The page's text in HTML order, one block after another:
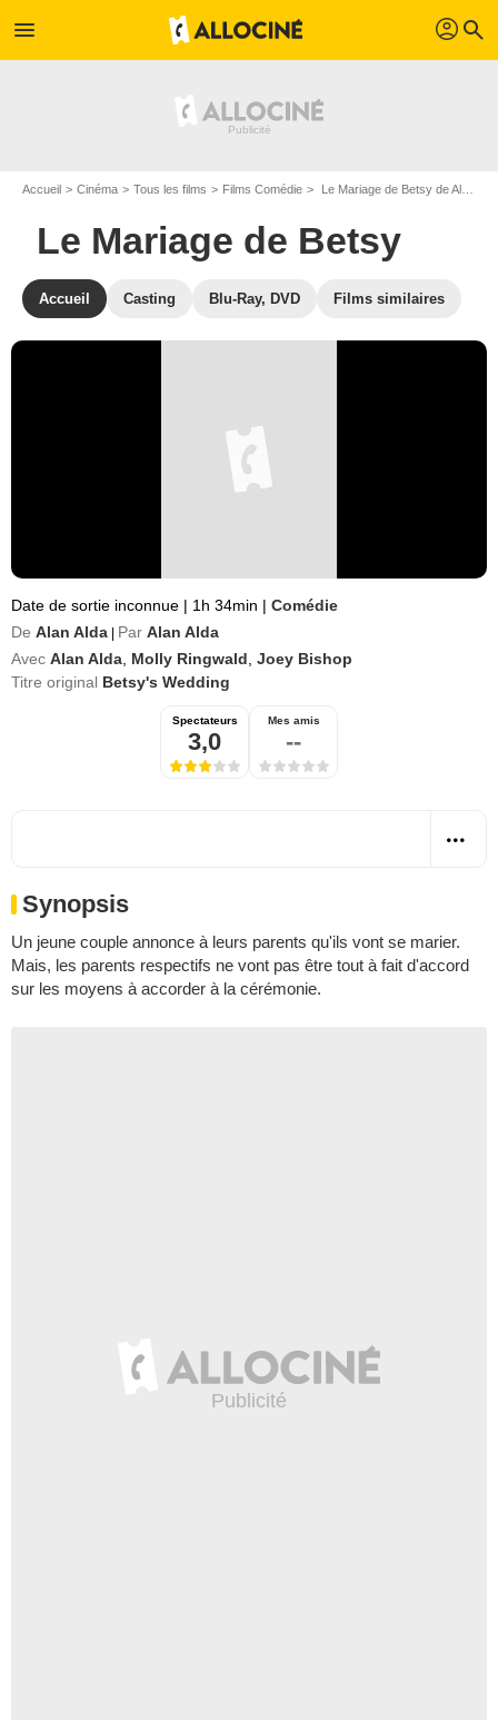
menu profil search
Accueil Cinéma Tous les films Films Comédie Le Mariage de Betsy de Alan Alda
Le Mariage de Betsy
Accueil Casting Blu-Ray, DVD Films similaires
Date de sortie inconnue | 1h 34min | Comédie
De Alan Alda Par Alan Alda
Avec Alan Alda Molly Ringwald Joey Bishop
Titre original Betsy's Wedding
Spectateurs
3,0
Mes amis
--
Synopsis
Un jeune couple annonce à leurs parents qu'ils vont se marier.
Mais, les parents respectifs ne vont pas être tout à fait d'accord
sur les moyens à accorder à la cérémonie.